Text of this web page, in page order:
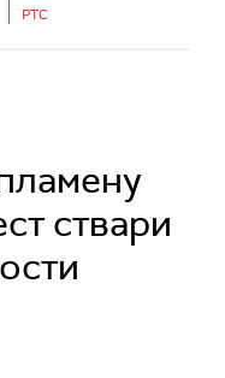
РТС
ствари